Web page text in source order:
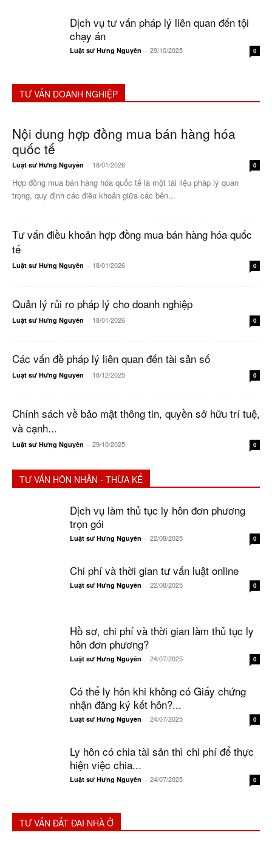
Dịch vụ tư vấn pháp lý liên quan đến tội
chạy án
Luật sư Hưng Nguyên - 29/10/2025 0
TƯ VẤN DOANH NGHIỆP
Nội dung hợp đồng mua bán hàng hóa
quốc tế
Luật sư Hưng Nguyên - 18/01/2026 0
Hợp đồng mua bán hàng hóa quốc tế là một tài liệu pháp lý quan
trọng, quy định các điều khoản giữa các bên...
Tư vấn điều khoản hợp đồng mua bán hàng hóa quốc
tế
Luật sư Hưng Nguyên - 18/01/2026 0
Quản lý rủi ro pháp lý cho doanh nghiệp
Luật sư Hưng Nguyên - 18/01/2026 0
Các vấn đề pháp lý liên quan đến tài sản số
Luật sư Hưng Nguyên - 18/12/2025 0
Chính sách về bảo mật thông tin, quyền sở hữu trí tuệ,
và cạnh...
Luật sư Hưng Nguyên - 29/10/2025 0
TƯ VẤN HÔN NHÂN - THỪA KẾ
Dịch vụ làm thủ tục ly hôn đơn phương
trọn gói
Luật sư Hưng Nguyên - 22/08/2025 0
Chi phí và thời gian tư vấn luật online
Luật sư Hưng Nguyên - 22/08/2025 0
Hồ sơ, chi phí và thời gian làm thủ tục ly
hôn đơn phương?
Luật sư Hưng Nguyên - 24/07/2025 0
Có thể ly hôn khi không có Giấy chứng
nhận đăng ký kết hôn?...
Luật sư Hưng Nguyên - 24/07/2025 0
Ly hôn có chia tài sản thì chi phí để thực
hiện việc chia...
Luật sư Hưng Nguyên - 24/07/2025 0
TƯ VẤN ĐẤT ĐAI NHÀ Ở